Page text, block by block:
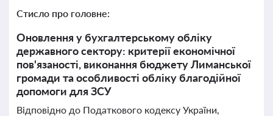
Стисло про головне:
Оновлення у бухгалтерському обліку
державного сектору: критерії економічної
пов'язаності, виконання бюджету Лиманської
громади та особливості обліку благодійної
допомоги для ЗСУ
Відповідно до Податкового кодексу України,